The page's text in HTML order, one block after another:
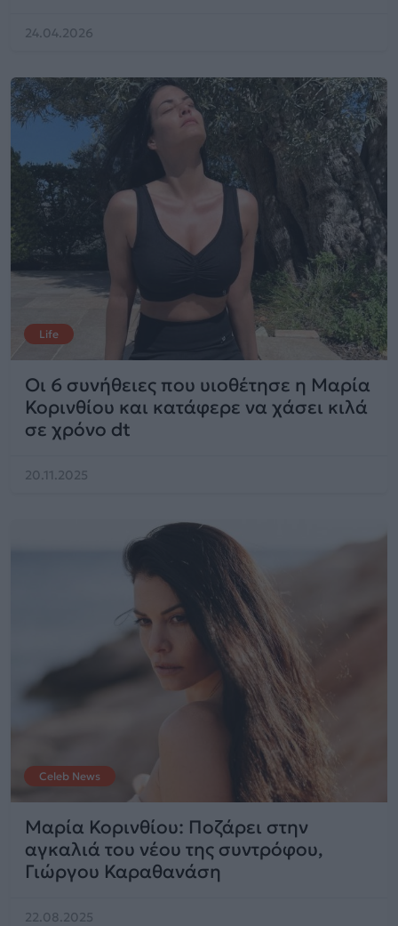
24.04.2026
Life
Οι 6 συνήθειες που υιοθέτησε η Μαρία
Κορινθίου και κατάφερε να χάσει κιλά
σε χρόνο dt
20.11.2025
Celeb News
Μαρία Κορινθίου: Ποζάρει στην
αγκαλιά του νέου της συντρόφου,
Γιώργου Καραθανάση
22.08.2025